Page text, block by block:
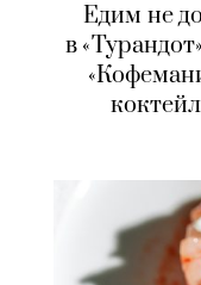
Едим не
в